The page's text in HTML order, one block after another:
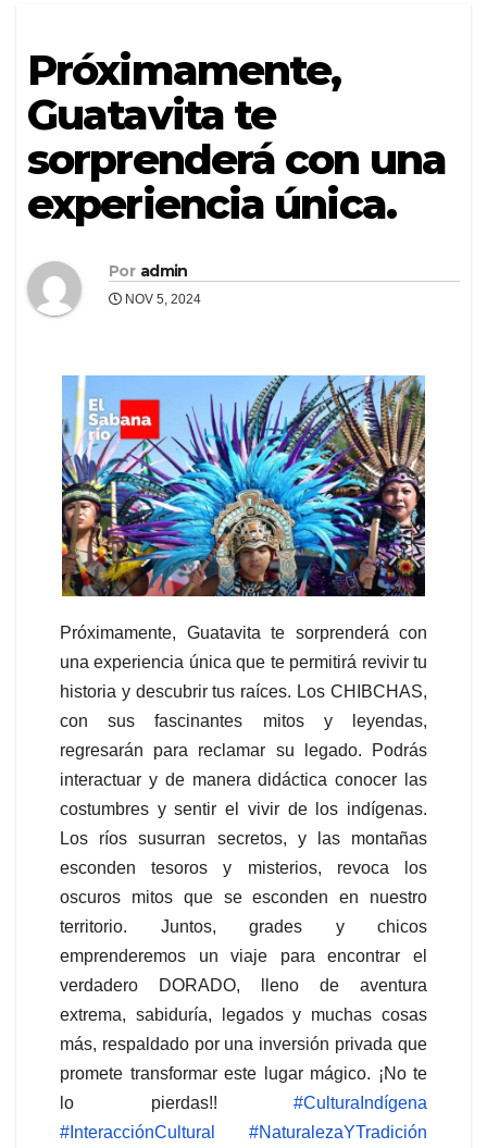
Próximamente,
Guatavita te
sorprenderá con una
experiencia única.
Por admin
NOV 5, 2024
Próximamente, Guatavita te sorprenderá con
una experiencia única que te permitirá revivir tu
historia y descubrir tus raíces. Los CHIBCHAS,
con sus fascinantes mitos y leyendas,
regresarán para reclamar su legado. Podrás
interactuar y de manera didáctica conocer las
costumbres y sentir el vivir de los indígenas.
Los ríos susurran secretos, y las montañas
esconden tesoros y misterios, revoca los
oscuros mitos que se esconden en nuestro
territorio. Juntos, grades y chicos
emprenderemos un viaje para encontrar el
verdadero DORADO, lleno de aventura
extrema, sabiduría, legados y muchas cosas
más, respaldado por una inversión privada que
promete transformar este lugar mágico. ¡No te
lo pierdas!! #CulturaIndígena
#InteracciónCultural
#NaturalezaYTradición